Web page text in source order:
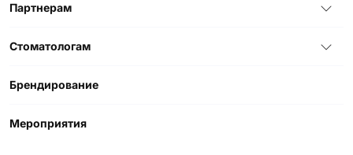
Партнерам
Стоматологам
Брендирование
Мероприятия